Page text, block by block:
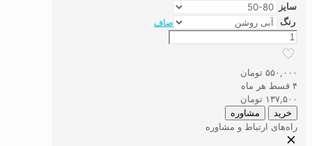
سایز
رنگ
صاف
پادری
دستباف
نما
کد
31
عدد
۵۵۰,۰۰۰ تومان
۴ قسط هر ماه
۱۳۷,۵۰۰ تومان
خرید مشاوره
راه‌های ارتباط و مشاوره